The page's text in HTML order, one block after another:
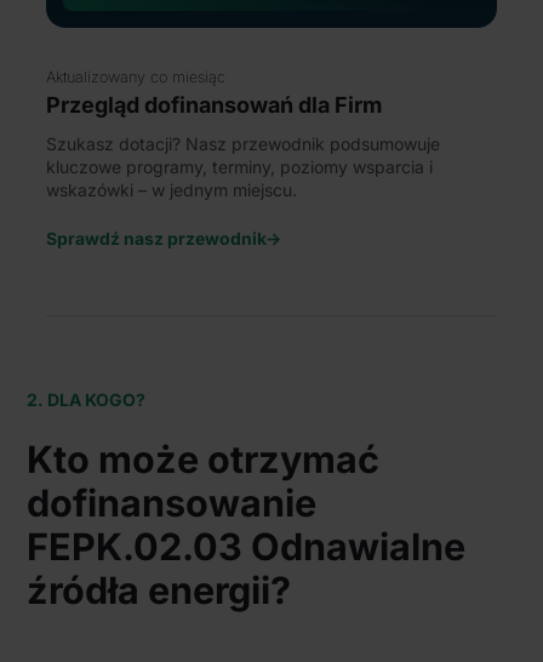
społecznościowym, reklamowym i analitycznym.
korzystania z ich usług.
Aktualizowany co miesiąc
Przegląd dofinansowań dla Firm
Szukasz dotacji? Nasz przewodnik podsumowuje
kluczowe programy, terminy, poziomy wsparcia i
wskazówki – w jednym miejscu.
Sprawdź nasz przewodnik->
2. DLA KOGO?
Kto może otrzymać
dofinansowanie
FEPK.02.03 Odnawialne
źródła energii?